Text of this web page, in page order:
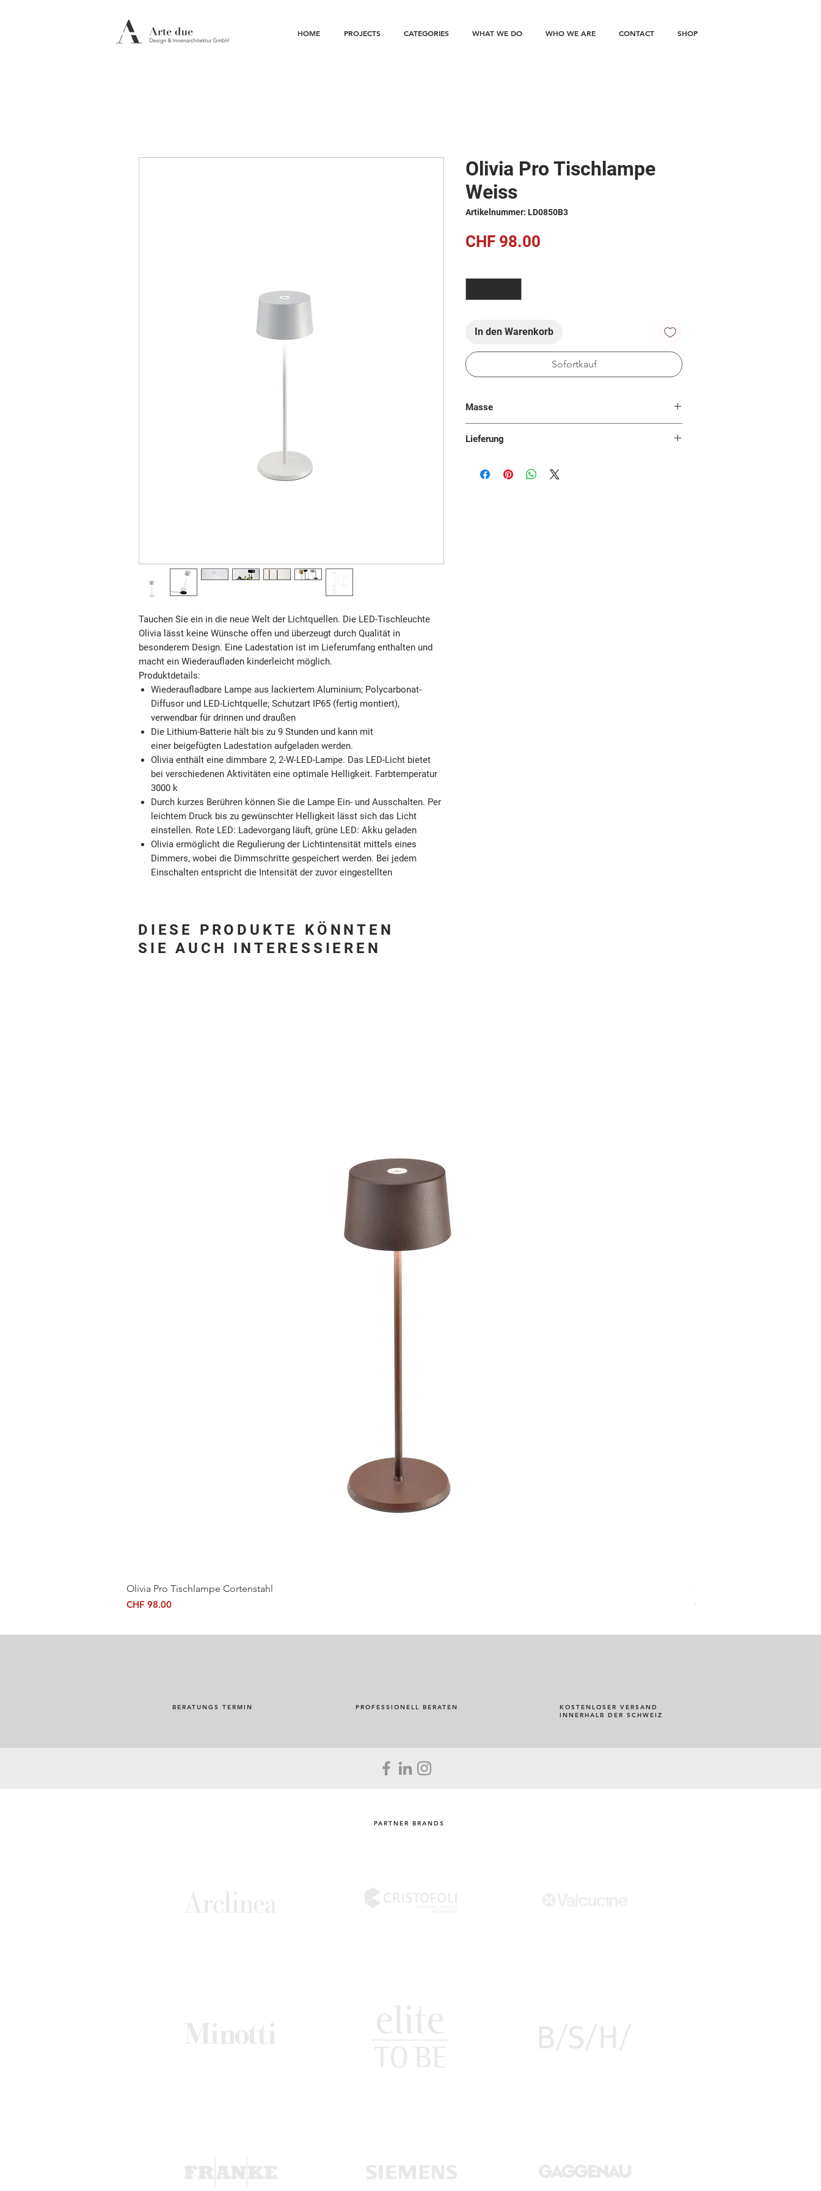
HOME PROJECTS CATEGORIES WHAT WE DO WHO WE ARE CONTACT SHOP
Tauchen Sie ein in die neue Welt der Lichtquellen. Die LED-Tischleuchte
Olivia lässt keine Wünsche offen und überzeugt durch Qualität in
besonderem Design. Eine Ladestation ist im Lieferumfang enthalten und
macht ein Wiederaufladen kinderleicht möglich.
Produktdetails:
Wiederaufladbare Lampe aus lackiertem Aluminium; Polycarbonat-
Diffusor und LED-Lichtquelle; Schutzart IP65 (fertig montiert),
verwendbar für drinnen und draußen
Die Lithium-Batterie hält bis zu 9 Stunden und kann mit
einer beigefügten Ladestation aufgeladen werden.
Olivia enthält eine dimmbare 2, 2-W-LED-Lampe. Das LED-Licht bietet
bei verschiedenen Aktivitäten eine optimale Helligkeit. Farbtemperatur
3000 k
Durch kurzes Berühren können Sie die Lampe Ein- und Ausschalten. Per
leichtem Druck bis zu gewünschter Helligkeit lässt sich das Licht
einstellen. Rote LED: Ladevorgang läuft, grüne LED: Akku geladen
Olivia ermöglicht die Regulierung der Lichtintensität mittels eines
Dimmers, wobei die Dimmschritte gespeichert werden. Bei jedem
Einschalten entspricht die Intensität der zuvor eingestellten
Olivia Pro Tischlampe
Weiss
Artikelnummer: LD0850B3
CHF 98.00
In den Warenkorb
Sofortkauf
Masse
Lieferung
DIESE PRODUKTE KÖNNTEN
SIE AUCH INTERESSIEREN
Olivia Pro Tischlampe Cortenstahl
Preis
CHF 98.00
Olivia Pro Tischlampe
Preis
CHF 98.00
BERATUNGS TERMIN PROFESSIONELL BERATEN
KOSTENLOSER VERSAND
INNERHALB DER SCHWEIZ
PARTNER BRANDS